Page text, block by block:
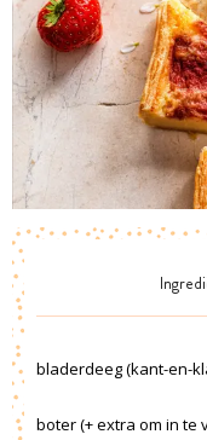
bladerdeeg (kant-en-
boter (+ extra om in te